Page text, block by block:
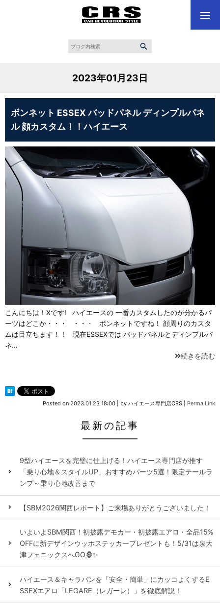
2023年01月23日
ボンネット ESSEX バッドパネル ディンプルパネ
ル 顔カスタム！！ハイエース
こんにちは！Xです! ハイエースの 一番カスタムしたのが分かるパ
ーツはどこか・・・ ・・・ ボンネットですね！ 顔周りのカスタ
ムは目立ちます！！ 現在ESSEXでは バッドパネルとディンプルパ
ネ…
続きを読む
Posted on 2023.01.23 18:00 by ハイエース専門店CRS Perma Link
最新の記事
9型ハイエースを完璧に仕上げる！ハイエース専門店が推す
「乗り心地＆スタイルUP」おすすめパーツ5選！限定テールラ
ンプ～乗り心地改善まで
【SBM2026関西レポート】ご来場ありがとうございました！
いよいよSBM関西！初披露デモカー・初披露エアロ・全品15%
OFFに新デザインウッホステッカープレゼントも！5/31は泉大
津フェニックスへGO🦍✨
ハイエース＆キャラバンを「安全・簡単」にカッコよくするE
SSEXエアロ「LEGARE（レガーレ）」を徹底解説！